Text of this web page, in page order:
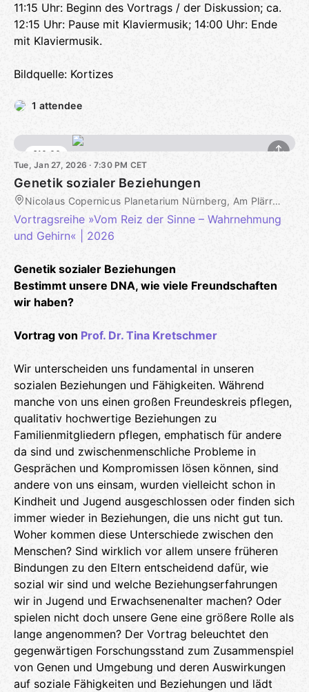
11:15 Uhr: Beginn des Vortrags / der Diskussion; ca.
12:15 Uhr: Pause mit Klaviermusik; 14:00 Uhr: Ende
mit Klaviermusik.
Bildquelle: Kortizes
1 attendee
€10.00
Tue, Jan 27, 2026 · 7:30 PM CET
Genetik sozialer Beziehungen
Nicolaus Copernicus Planetarium Nürnberg, Am Plärrer 41, Nürnberg, DE
Vortragsreihe »Vom Reiz der Sinne – Wahrnehmung
und Gehirn« | 2026
Genetik sozialer Beziehungen
Bestimmt unsere DNA, wie viele Freundschaften
wir haben?
Vortrag von Prof. Dr. Tina Kretschmer
Wir unterscheiden uns fundamental in unseren
sozialen Beziehungen und Fähigkeiten. Während
manche von uns einen großen Freundeskreis pflegen,
qualitativ hochwertige Beziehungen zu
Familienmitgliedern pflegen, emphatisch für andere
da sind und zwischenmenschliche Probleme in
Gesprächen und Kompromissen lösen können, sind
andere von uns einsam, wurden vielleicht schon in
Kindheit und Jugend ausgeschlossen oder finden sich
immer wieder in Beziehungen, die uns nicht gut tun.
Woher kommen diese Unterschiede zwischen den
Menschen? Sind wirklich vor allem unsere früheren
Bindungen zu den Eltern entscheidend dafür, wie
sozial wir sind und welche Beziehungserfahrungen
wir in Jugend und Erwachsenenalter machen? Oder
spielen nicht doch unsere Gene eine größere Rolle als
lange angenommen? Der Vortrag beleuchtet den
gegenwärtigen Forschungsstand zum Zusammenspiel
von Genen und Umgebung und deren Auswirkungen
auf soziale Fähigkeiten und Beziehungen und lädt